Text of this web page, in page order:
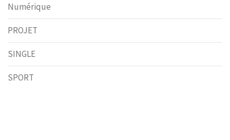
Numérique
PROJET
SINGLE
SPORT